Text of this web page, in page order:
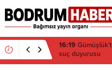
15:45 Bülent
hâlâ proje